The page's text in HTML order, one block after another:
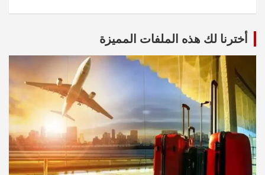
أخترنا لك هذه الملفات المميزة